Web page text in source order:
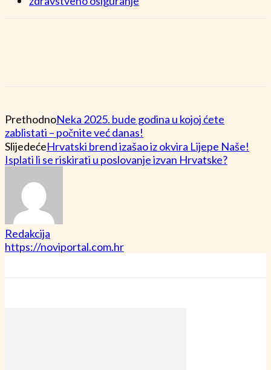
PrethodnoNeka 2025. bude godina u kojoj ćete
zablistati – počnite već danas!
SlijedećeHrvatski brend izašao iz okvira Lijepe Naše!
Isplati li se riskirati u poslovanje izvan Hrvatske?
Redakcija
https://noviportal.com.hr